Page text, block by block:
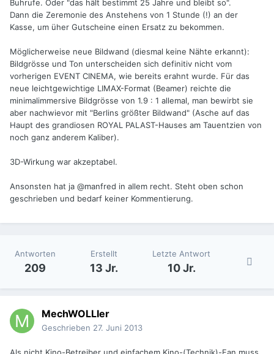
Buhrufe. Oder "das hält bestimmt 25 Jahre und bleibt so".
Dann die Zeremonie des Anstehens von 1 Stunde (!) an der
Kasse, um üher Gutscheine einen Ersatz zu bekommen.
Möglicherweise neue Bildwand (diesmal keine Nähte erkannt):
Bildgrösse und Ton unterscheiden sich definitiv nicht vom
vorherigen EVENT CINEMA, wie bereits erahnt wurde. Für das
neue leichtgewichtige LIMAX-Format (Beamer) reichte die
minimalimmersive Bildgrösse von 1.9 : 1 allemal, man bewirbt sie
aber nachwievor mit "Berlins größter Bildwand" (Asche auf das
Haupt des grandiosen ROYAL PALAST-Hauses am Tauentzien von
noch ganz anderem Kaliber).
3D-Wirkung war akzeptabel.
Ansonsten hat ja @manfred in allem recht. Steht oben schon
geschrieben und bedarf keiner Kommentierung.
Antworten
209
Erstellt
13 Jr.
Letzte Antwort
10 Jr.
MechWOLLIer
Geschrieben 27. Juni 2013